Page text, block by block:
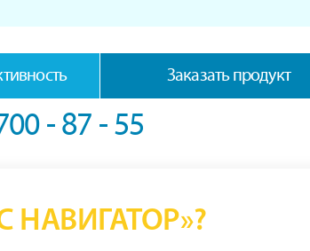
Заказать продукт
- 87 - 55